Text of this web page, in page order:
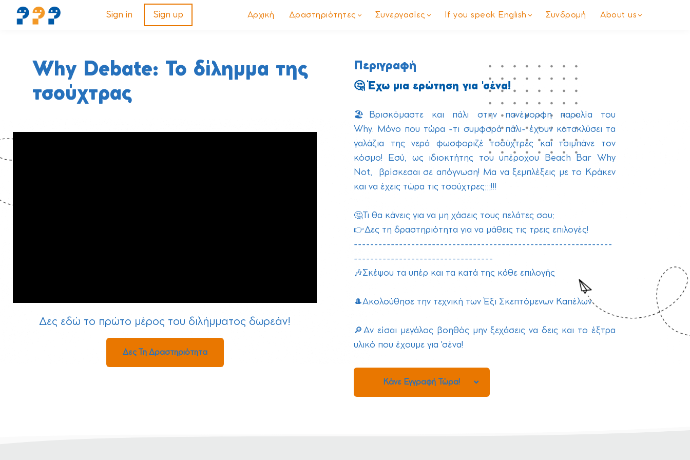
Sign in Sign up Αρχική Δραστηριότητες Συνεργασίες If you speak English Συνδρομή About us
Why Debate: Το δίλημμα της
τσούχτρας
Δες εδώ το πρώτο μέρος του διλήμματος δωρεάν!
Δες Τη Δραστηριότητα
Περιγραφή
🤔 Έχω μια ερώτηση για 'σένα!
🏖️Βρισκόμαστε και πάλι στην πανέμορφη παραλία του
Why. Μόνο που τώρα -τι συμφορά πάλι- έχουν κατακλύσει τα
γαλάζια της νερά φωσφοριζέ τσούχτρες και τσιμπάνε τον
κόσμο! Εσύ, ως ιδιοκτήτης του υπέροχου Beach Bar Why
Not, βρίσκεσαι σε απόγνωση! Μα να ξεμπλέξεις με το Κράκεν
και να έχεις τώρα τις τσούχτρες;;;!!!
🤔Τι θα κάνεις για να μη χάσεις τους πελάτες σου;
👉Δες τη δραστηριότητα για να μάθεις τις τρεις επιλογές!
---------------------------------------------------------------
----------------------------------
🎶Σκέψου τα υπέρ και τα κατά της κάθε επιλογής
🎩Ακολούθησε την τεχνική των Έξι Σκεπτόμενων Καπέλων
🔎Αν είσαι μεγάλος βοηθός μην ξεχάσεις να δεις και το έξτρα
υλικό που έχουμε για 'σένα!
Κάνε Εγγραφή Τώρα!